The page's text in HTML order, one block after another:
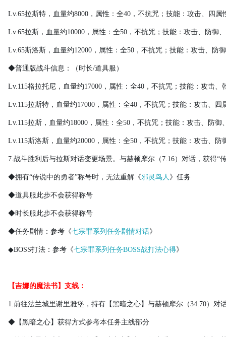
Lv.65拉斯特，血量约8000 ，属性：全40 ，不抗咒；技能：攻击、四
Lv.65拉斯，血量约10000 ，属性：全50 ，不抗咒；技能：攻击、防御
Lv.65斯洛斯，血量约12000 ，属性：全50 ，不抗咒；技能：攻击、防
◆普通版战斗信息：（时长/道具服）
Lv.115格拉托尼，血量约17000 ，属性：全40 ，不抗咒；技能：攻击
Lv.115拉斯特，血量约17000 ，属性：全40 ，不抗咒；技能：攻击、
Lv.115拉斯，血量约18000 ，属性：全50 ，不抗咒；技能：攻击、防
Lv.115斯洛斯，血量约20000 ，属性：全50 ，不抗咒；技能：攻击、
7.战斗胜利后与拉斯对话变更场景。与赫顿摩尔（ 7.16）对话，获得“
◆拥有“传说中的勇者”称号时，无法重解《邪灵鸟人 》任务
◆道具服此步不会获得称号
◆时长服此步不会获得称号
◆任务剧情：参考《七宗罪系列任务剧情对话》
◆BOSS打法：参考《七宗罪系列任务BOSS战打法心得》
【吉娜的魔法书】支线：
1.前往法兰城里谢里雅堡，持有【黑暗之心】与赫顿摩尔（34.70）对
◆【黑暗之心】获得方式参考本任务主线部分